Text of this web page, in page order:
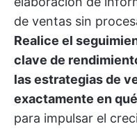
de ventas sin
Realice el
clave de
las estrategias de
exactamente en
para impulsar el